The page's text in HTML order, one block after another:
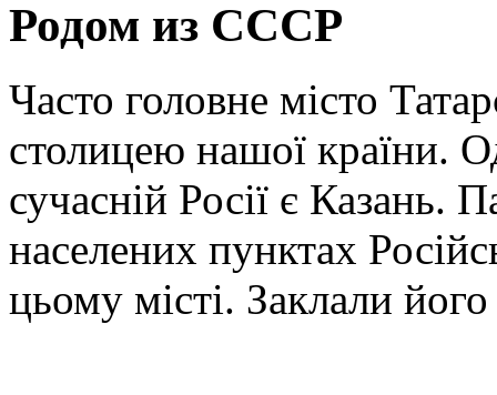
Родом из СССР
Часто головне місто
столицею нашої країни.
сучасній Росії є Казань.
населених пунктах
цьому місті. Заклали